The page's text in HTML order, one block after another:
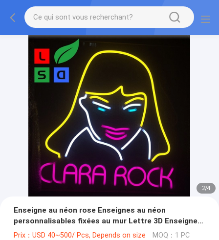
3/4
Enseigne au néon rose Enseignes au néon
personnalisables fixées au mur Lettre 3D Enseigne
au néon personnalisée
Prix：USD 40~500/ Pcs, Depends on size MOQ：1 PC